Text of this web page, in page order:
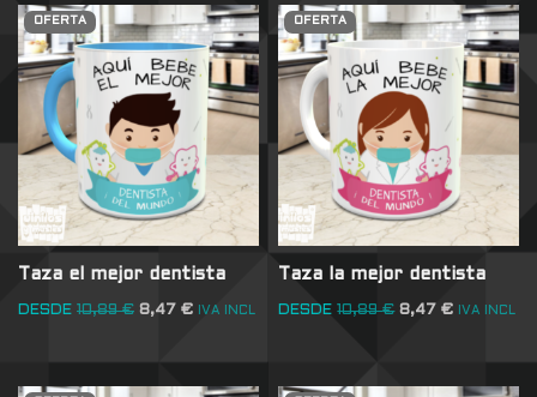
OFERTA
Taza el mejor dentista
DESDE 10,89€ 8,47 € IVA INCL
OFERTA
Taza la mejor dentista
DESDE 10,89€ 8,47€ IVA INCL